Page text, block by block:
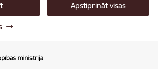
Apstiprināt visas